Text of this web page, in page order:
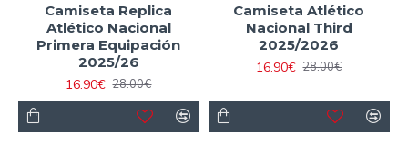
Camiseta Replica
Atlético Nacional
Primera Equipación
2025/26
16.90€ 28.00€
Camiseta Atlético
Nacional Third
2025/2026
16.90€ 28.00€